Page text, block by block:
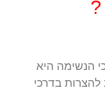
הנשימה היא
בדרכי